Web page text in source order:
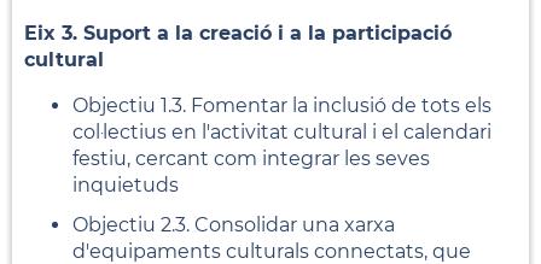
Eix 3. Suport a la creació i a la participació
cultural
Objectiu 1.3. Fomentar la inclusió de tots els
col·lectius en l'activitat cultural i el calendari
festiu, cercant com integrar les seves
inquietuds
Objectiu 2.3. Consolidar una xarxa
d'equipaments culturals connectats, que